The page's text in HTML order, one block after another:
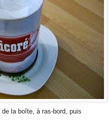
la boîte, à ras-bord, puis